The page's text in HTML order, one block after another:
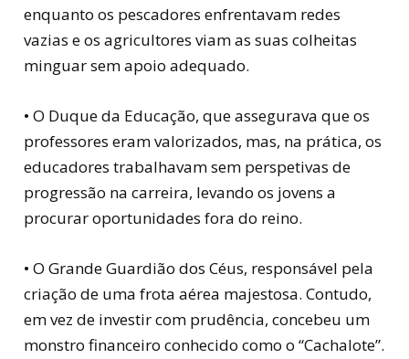
enquanto os pescadores enfrentavam redes
vazias e os agricultores viam as suas colheitas
minguar sem apoio adequado.
• O Duque da Educação, que assegurava que os
professores eram valorizados, mas, na prática, os
educadores trabalhavam sem perspetivas de
progressão na carreira, levando os jovens a
procurar oportunidades fora do reino.
• O Grande Guardião dos Céus, responsável pela
criação de uma frota aérea majestosa. Contudo,
em vez de investir com prudência, concebeu um
monstro financeiro conhecido como o “Cachalote”.